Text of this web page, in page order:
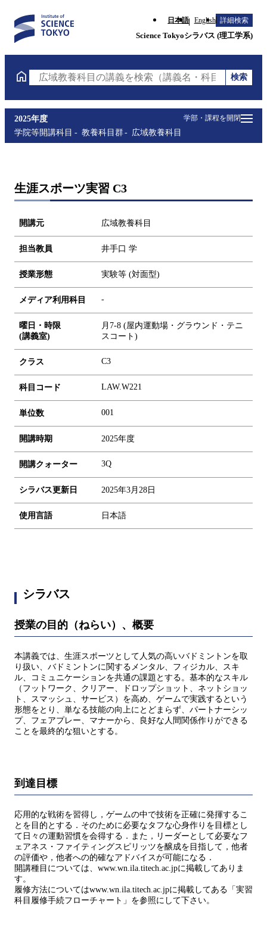
日本語 English 詳細検索
Science Tokyoシラバス (理工学系)
広域教養科目の講義を検索（講義名・科目コード・担
検索
学部・課程を開閉
2025年度
学院等開講科目
教養科目群 広域教養科目
生涯スポーツ実習 C3
開講元 広域教養科目
担当教員 井手口 学
授業形態 実験等 (対面型)
メディア利用科目 -
曜日・時限
(講義室)
月7-8 (屋内運動場・グラウンド・テニ
スコート)
クラス C3
科目コード LAW.W221
単位数 001
開講時期 2025年度
開講クォーター 3Q
シラバス更新日 2025年3月28日
使用言語 日本語
シラバス
授業の目的（ねらい）、概要
本講義では、生涯スポーツとして人気の高いバドミントンを取
り扱い、バドミントンに関するメンタル、フィジカル、スキ
ル、コミュニケーションを共通の課題とする。基本的なスキル
（フットワーク、クリアー、ドロップショット、ネットショッ
ト、スマッシュ、サービス）を高め、ゲームで実践するという
形態をとり、単なる技能の向上にとどまらず、パートナーシッ
プ、フェアプレー、マナーから、良好な人間関係作りができる
ことを最終的な狙いとする。
到達目標
応用的な戦術を習得し，ゲームの中で技術を正確に発揮するこ
とを目的とする．そのために必要なタフな心身作りを目標とし
て日々の運動習慣を会得する．また，リーダーとして必要なフ
ェアネス・ファイティングスピリッツを醸成を目指して，他者
の評価や，他者への的確なアドバイスが可能になる．
開講種目については、www.wn.ila.titech.ac.jpに掲載してありま
す。
履修方法についてはwww.wn.ila.titech.ac.jpに掲載してある「実習
科目履修手続フローチャート」を参照にして下さい。